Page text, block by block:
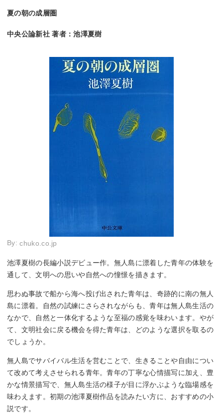
夏の朝の成層圏
中央公論新社 著者：池澤夏樹
By:chuko.co.jp
池澤夏樹の長編小説デビュー作。無人島に漂着した青年の体験を
通して、文明への思いや自然への憧憬を描きます。
思わぬ事故で船から海へ投げ出された青年は、奇跡的に南の無人
島に漂着。自然の試練にさらされながらも、青年は無人島生活の
なかで、自然と一体化するような至福の感覚を味わいます。やが
て、文明社会に戻る機会を得た青年は、どのような選択を取るの
でしょうか。
無人島でサバイバル生活を営むことで、生きることや自由につい
て改めて考えさせられる青年。青年の丁寧な心情描写に加え、豊
かな情景描写で、無人島生活の様子が目に浮かぶような臨場感を
味わえます。初期の池澤夏樹作品を読みたい方に、おすすめの小
説です。